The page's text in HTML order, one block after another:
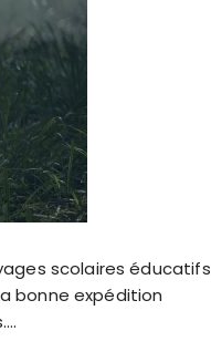
scolaires éducatifs
bonne expédition